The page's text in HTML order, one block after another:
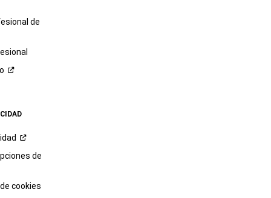
de
de
cookies